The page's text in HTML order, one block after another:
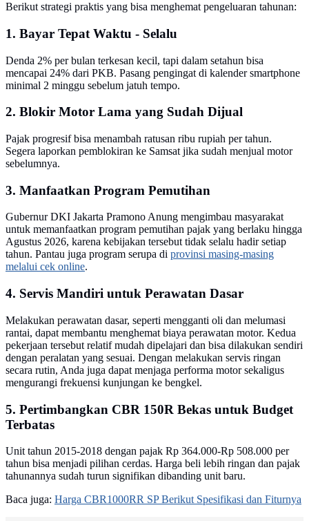
Berikut strategi praktis yang bisa menghemat pengeluaran tahunan:
1. Bayar Tepat Waktu - Selalu
Denda 2% per bulan terkesan kecil, tapi dalam setahun bisa
mencapai 24% dari PKB. Pasang pengingat di kalender smartphone
minimal 2 minggu sebelum jatuh tempo.
2. Blokir Motor Lama yang Sudah Dijual
Pajak progresif bisa menambah ratusan ribu rupiah per tahun.
Segera laporkan pemblokiran ke Samsat jika sudah menjual motor
sebelumnya.
3. Manfaatkan Program Pemutihan
Gubernur DKI Jakarta Pramono Anung mengimbau masyarakat
untuk memanfaatkan program pemutihan pajak yang berlaku hingga
Agustus 2026, karena kebijakan tersebut tidak selalu hadir setiap
tahun. Pantau juga program serupa di provinsi masing-masing
melalui cek online.
4. Servis Mandiri untuk Perawatan Dasar
Melakukan perawatan dasar, seperti mengganti oli dan melumasi
rantai, dapat membantu menghemat biaya perawatan motor. Kedua
pekerjaan tersebut relatif mudah dipelajari dan bisa dilakukan sendiri
dengan peralatan yang sesuai. Dengan melakukan servis ringan
secara rutin, Anda juga dapat menjaga performa motor sekaligus
mengurangi frekuensi kunjungan ke bengkel.
5. Pertimbangkan CBR 150R Bekas untuk Budget
Terbatas
Unit tahun 2015-2018 dengan pajak Rp 364.000-Rp 508.000 per
tahun bisa menjadi pilihan cerdas. Harga beli lebih ringan dan pajak
tahunannya sudah turun signifikan dibanding unit baru.
Baca juga: Harga CBR1000RR SP Berikut Spesifikasi dan Fiturnya